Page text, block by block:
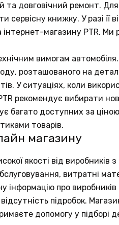
та довговічний ремонт.
книжку. У разі
магазину PTR.
вимогам
розташованого на
У ситуаціях, коли
рекомендує вибирати
багато доступних за
товарів.
магазину
якості від
витратні
інформацію про
підробок.
допомогу у підборі